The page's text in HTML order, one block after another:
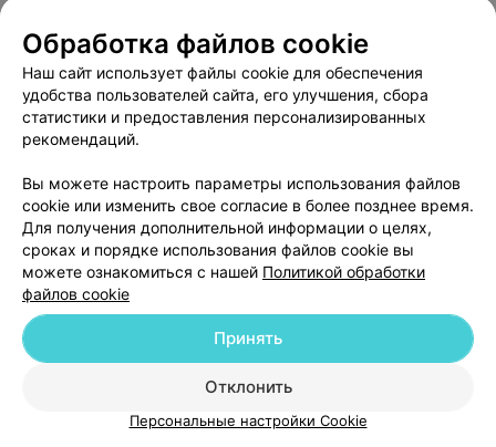
процедуры толчки стали не такими сильными, а далее
их стало в разы меньше! Появилась энергия,
работоспособность и стало меньше тревоги. Спасибо
замечательному доктору!
Записаться онлайн
Ещё 3 адреса
МНОГОПРОФИЛЬНЫЙ МЕДИЦИНСКИЙ ЦЕНТР
4.6 Центр здорового сна
Минск, пр-т Независимости, 72а до 21:00
Консультация уролога с
Запись по телефону
УЗИ
и мочевого пузыря
Обработка файлов cookie
Наш сайт использует файлы cookie для обеспечения
удобства пользователей сайта, его улучшения, сбора
статистики и предоставления персонализированных
рекомендаций.
Вы можете настроить параметры использования файлов
cookie или изменить свое согласие в более позднее время.
Для получения дополнительной информации о целях,
сроках и порядке использования файлов cookie вы
можете ознакомиться с нашей Политикой обработки
файлов cookie
Отклонить
Принять
Персональные настройки Cookie